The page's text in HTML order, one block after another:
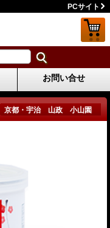
PCサイト
お問い合せ
京都・宇治 山政 小山園